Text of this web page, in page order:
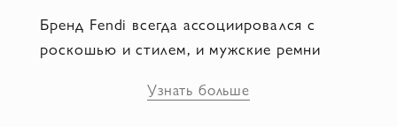
Бренд Fendi всегда ассоциировался с
роскошью и стилем, и мужские ремни
Domino представлена новая коллекция
Узнать больше